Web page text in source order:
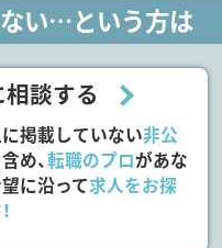
い…という方は
談する
掲載していない非公
め、転職のプロがあな
に沿って求人をお探